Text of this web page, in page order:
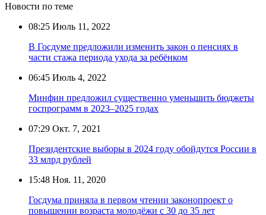
Новости по теме
08:25 Июль 11, 2022
В Госдуме предложили изменить закон о пенсиях в
части стажа периода ухода за ребёнком
06:45 Июль 4, 2022
Минфин предложил существенно уменьшить бюджеты
госпрограмм в 2023–2025 годах
07:29 Окт. 7, 2021
Президентские выборы в 2024 году обойдутся России в
33 млрд рублей
15:48 Ноя. 11, 2020
Госдума приняла в первом чтении законопроект о
повышении возраста молодёжи с 30 до 35 лет